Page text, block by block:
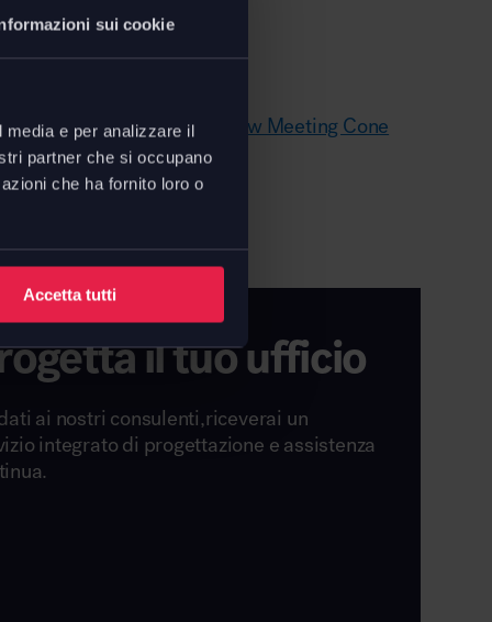
sui cookie
e per analizzare il
partner che si occupano
che ha fornito loro o
Accetta tutti
e finiture tavolo Follow Meeting Cone
il tuo ufficio
ai nostri consulenti,riceverai un
integrato di progettazione e assistenza